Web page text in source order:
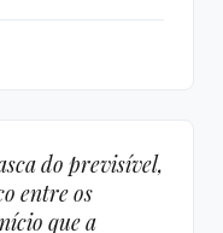
do previsível,
entre os
que a